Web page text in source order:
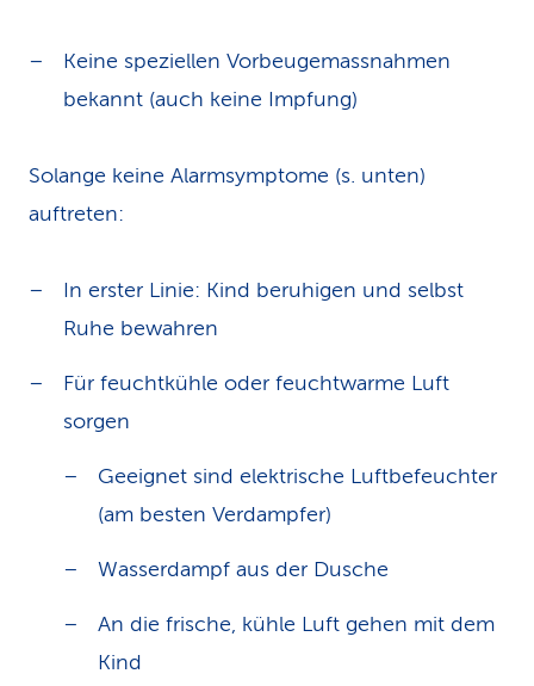
Keine speziellen Vorbeugemassnahmen
bekannt (auch keine Impfung)
Solange keine Alarmsymptome (s. unten)
auftreten:
In erster Linie: Kind beruhigen und selbst
Ruhe bewahren
Für feuchtkühle oder feuchtwarme Luft
sorgen
Geeignet sind elektrische Luftbefeuchter
(am besten Verdampfer)
Wasserdampf aus der Dusche
An die frische, kühle Luft gehen mit dem
Kind